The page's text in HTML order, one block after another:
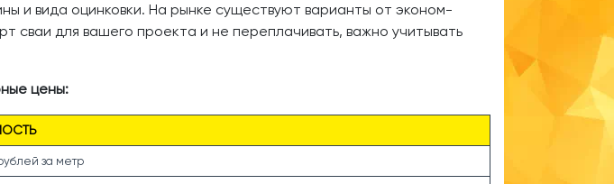
и вида оцинковки. На рынке существуют варианты от эконом-
сваи для вашего проекта и не переплачивать, важно учитывать
цены:
за метр